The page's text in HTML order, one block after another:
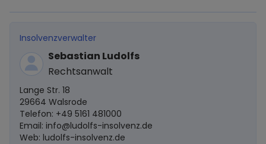
Insolvenzverwalter
Sebastian Ludolfs
Rechtsanwalt
Lange Str. 18
29664 Walsrode
Telefon: +49 5161 481000
Email: info@ludolfs-insolvenz.de
Web: ludolfs-insolvenz.de